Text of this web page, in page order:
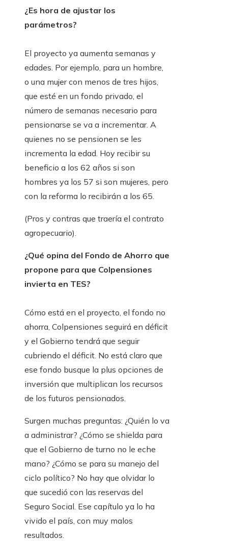
¿Es hora de ajustar los
parámetros?
El proyecto ya aumenta semanas y
edades. Por ejemplo, para un hombre,
o una mujer con menos de tres hijos,
que esté en un fondo privado, el
número de semanas necesario para
pensionarse se va a incrementar. A
quienes no se pensionen se les
incrementa la edad. Hoy recibir su
beneficio a los 62 años si son
hombres ya los 57 si son mujeres, pero
con la reforma lo recibirán a los 65.
(Pros y contras que traería el contrato
agropecuario).
¿Qué opina del Fondo de Ahorro que
propone para que Colpensiones
invierta en TES?
Cómo está en el proyecto, el fondo no
ahorra, Colpensiones seguirá en déficit
y el Gobierno tendrá que seguir
cubriendo el déficit. No está claro que
ese fondo busque la plus opciones de
inversión que multiplican los recursos
de los futuros pensionados.
Surgen muchas preguntas: ¿Quién lo va
a administrar? ¿Cómo se shielda para
que el Gobierno de turno no le eche
mano? ¿Cómo se para su manejo del
ciclo político? No hay que olvidar lo
que sucedió con las reservas del
Seguro Social. Ese capítulo ya lo ha
vivido el país, con muy malos
resultados.